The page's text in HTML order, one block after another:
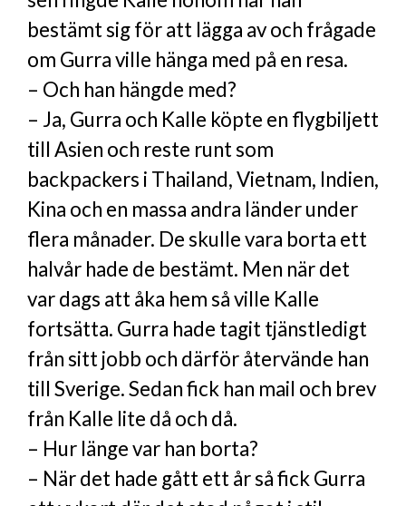
bestämt sig för att lägga av och frågade
om Gurra ville hänga med på en resa.
– Och han hängde med?
– Ja, Gurra och Kalle köpte en flygbiljett
till Asien och reste runt som
backpackers i Thailand, Vietnam, Indien,
Kina och en massa andra länder under
flera månader. De skulle vara borta ett
halvår hade de bestämt. Men när det
var dags att åka hem så ville Kalle
fortsätta. Gurra hade tagit tjänstledigt
från sitt jobb och därför återvände han
till Sverige. Sedan fick han mail och brev
från Kalle lite då och då.
– Hur länge var han borta?
– När det hade gått ett år så fick Gurra